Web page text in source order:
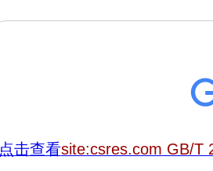
点击查看site:csres.com GB/T